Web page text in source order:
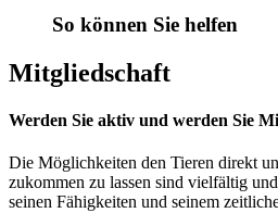
So können Sie helfen
Mitgliedschaft
Werden Sie aktiv und werden Sie
Die Möglichkeiten den Tieren direkt
zukommen zu lassen sind vielfältig
seinen Fähigkeiten und seinem